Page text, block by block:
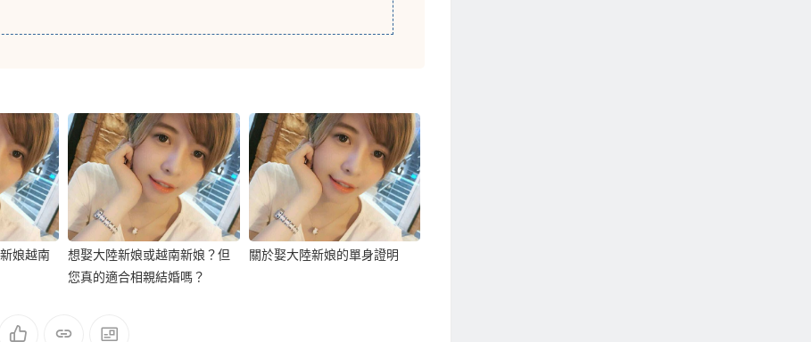
娘越南
想娶大陸新娘或越南新娘？但
您真的適合相親結婚嗎？
關於娶大陸新娘的單身證明